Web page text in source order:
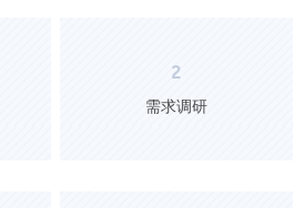
2
需求调研